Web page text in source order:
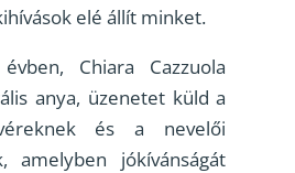
elé állít minket.
Chiara Cazzuola
anya, üzenetet küld a
és a nevelői
amelyben jókívánságát